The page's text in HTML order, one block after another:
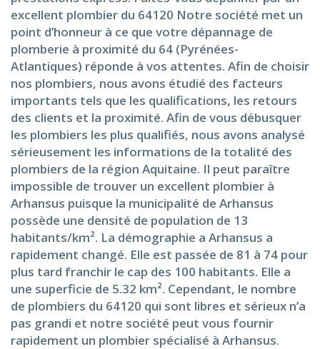
excellent plombier du 64120 Notre société met un
point d’honneur à ce que votre dépannage de
plomberie à proximité du 64 (Pyrénées-
Atlantiques) réponde à vos attentes. Afin de choisir
nos plombiers, nous avons étudié des facteurs
importants tels que les qualifications, les retours
des clients et la proximité. Afin de vous débusquer
les plombiers les plus qualifiés, nous avons analysé
sérieusement les informations de la totalité des
plombiers de la région Aquitaine. Il peut paraître
impossible de trouver un excellent plombier à
Arhansus puisque la municipalité de Arhansus
possède une densité de population de 13
habitants/km². La démographie a Arhansus a
rapidement changé. Elle est passée de 81 à 74 pour
plus tard franchir le cap des 100 habitants. Elle a
une superficie de 5.32 km². Cependant, le nombre
de plombiers du 64120 qui sont libres et sérieux n’a
pas grandi et notre société peut vous fournir
rapidement un plombier spécialisé à Arhansus.